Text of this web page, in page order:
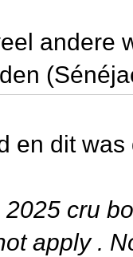
andere
en dit was
2025 cru
apply .